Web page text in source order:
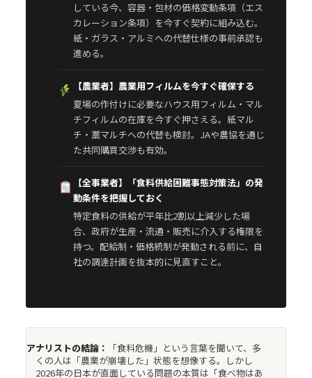
している今、容器・包材の価格変動条項（エス
カレーション条項）を今すぐ契約に組み込む。
紙・ガラス・アルミへの代替仕様の事前承認も
進める。
【農業者】農業用フィルムを今すぐ確保する
夏場の作付けに必要なハウス用フィルム・マル
チフィルムの在庫を今すぐ押さえる。紙マル
チ・藁マルチへの代替も検討。JAや農協を通じ
た共同購買交渉も有効。
【全事業者】「食料供給困難事態対策法」の発
動条件を把握しておく
特定食料の供給が平年比2割以上減少した場
合、政府が生産・流通・販売に介入する権限を
持つ。配給制・価格統制が発動される前に、自
社の調達計画を抜本的に見直すこと。
アナリストの結論：
「食料危機」という言葉を聞いて、多
くの人は「農業が崩壊した」状態を想像する。しかし
2026年の日本が直面している問題の本質は「食べ物はあ